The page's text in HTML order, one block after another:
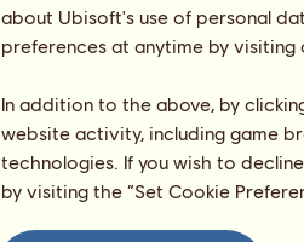
about Ubisoft's use of personal
preferences at anytime by
In addition to the above, by
website activity, including game
technologies. If you wish to
by visiting the “Set Cookie